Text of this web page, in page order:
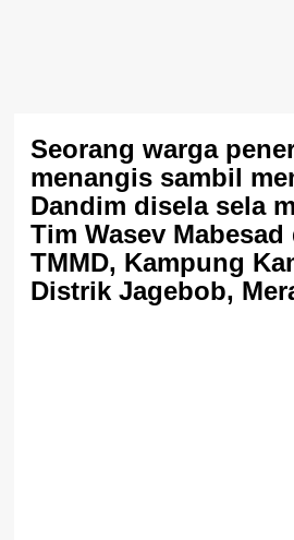
Seorang warga
menangis sambil
Dandim disela sela
Tim Wasev
TMMD, Kampung
Distrik Jagebob,